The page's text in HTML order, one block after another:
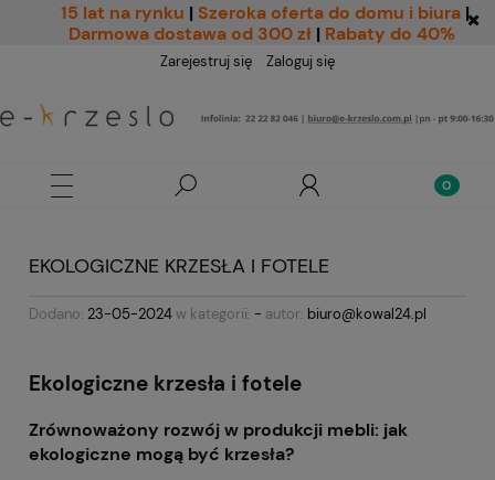
15 lat na rynku | Szeroka oferta do domu i biura |
Darmowa dostawa od 300 zł | Rabaty do 40%
Zarejestruj się Zaloguj się
EKOLOGICZNE KRZESŁA I FOTELE
Dodano: 23-05-2024w kategorii: - autor: biuro@kowal24.pl
Ekologiczne krzesła i fotele
Zrównoważony rozwój w produkcji mebli: jak
ekologiczne mogą być krzesła?